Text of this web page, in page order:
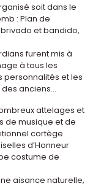
soit dans le
: Plan de
et bandido,
furent mis à
à tous les
personnalités et les
anciens...
attelages et
de musique et de
cortège
d’Honneur
costume de
aisance naturelle,